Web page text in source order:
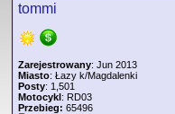
tommi
Zarejestrowany: Jun 2013
Miasto: Łazy k/Magdalenki
Posty: 1,501
Motocykl: RD03
Przebieg: 65496